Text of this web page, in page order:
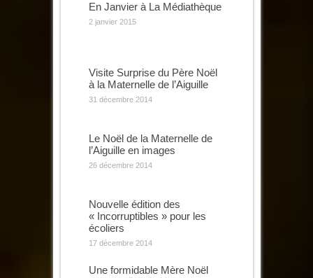
En Janvier à La Médiathèque
2 janvier 2015
Visite Surprise du Père Noël
à la Maternelle de l’Aiguille
31 décembre 2014
Le Noël de la Maternelle de
l’Aiguille en images
26 décembre 2014
Nouvelle édition des
« Incorruptibles » pour les
écoliers
17 décembre 2014
Une formidable Mère Noël